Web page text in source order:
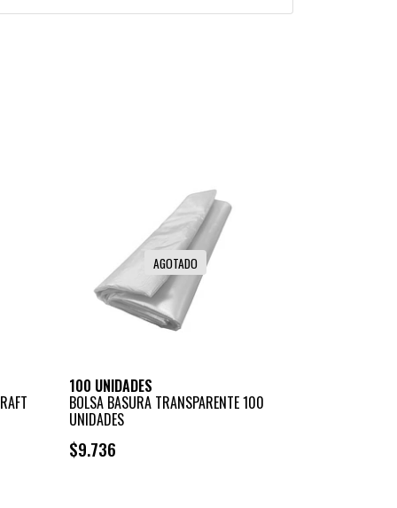
AGOTADO
100 UNIDADES
BOLSA BASURA TRANSPARENTE 100
UNIDADES
$9.736